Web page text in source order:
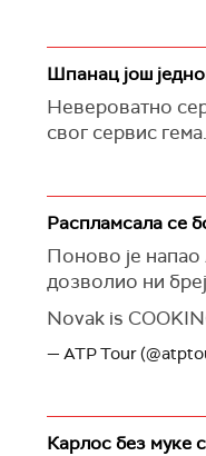
Шпанац још
Невероватно
свог сервис гема.
Распламсала се
Поново је
дозволио ни
Novak is
— ATP Tour
Карлос без муке